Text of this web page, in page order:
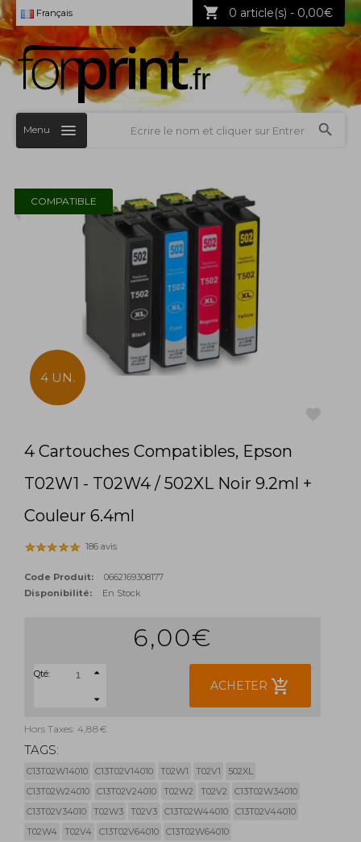
Français 0 article(s) - 0,00€
Menu
COMPATIBLE
4 UN.
4 Cartouches Compatibles, Epson
T02W1 - T02W4 / 502XL Noir 9.2ml +
Couleur 6.4ml
186 avis
Code Produit:
0662169308177
Disponibilité:
En Stock
6,00€
Qté:
ACHETER add_shopping_cart
Hors Taxes: 4,88€
TAGS:
C13T02W14010 C13T02V14010 T02W1 T02V1
502XL
C13T02W24010
C13T02V24010 T02W2 T02V2
C13T02W34010
C13T02V34010
T02W3 T02V3 C13T02W44010
C13T02V44010
T02W4
T02V4 C13T02V64010 C13T02W64010